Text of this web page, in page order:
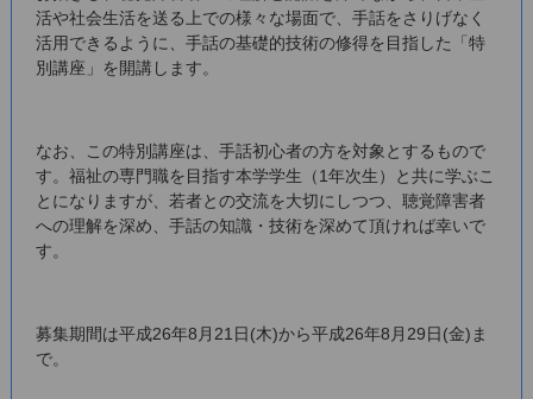
活や社会生活を送る上での様々な場面で、手話をさりげなく
活用できるように、手話の基礎的技術の修得を目指した「特
別講座」を開講します。
なお、この特別講座は、手話初心者の方を対象とするもので
す。福祉の専門職を目指す本学学生（1年次生）と共に学ぶこ
とになりますが、若者との交流を大切にしつつ、聴覚障害者
への理解を深め、手話の知識・技術を深めて頂ければ幸いで
す。
募集期間は平成26年8月21日(木)から平成26年8月29日(金)ま
で。